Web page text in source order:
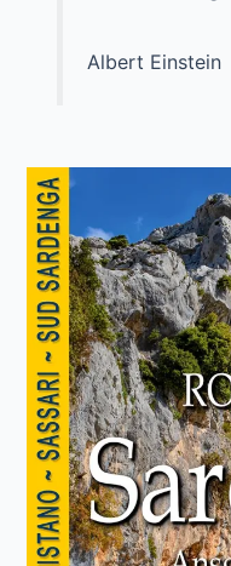
Albert Einstein